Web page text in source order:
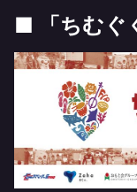
■ 「ちむぐ